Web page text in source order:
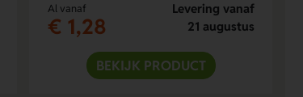
Al vanaf
€ 1,28
Levering vanaf
21 augustus
BEKIJK PRODUCT